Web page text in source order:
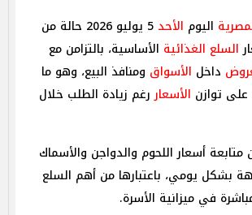
اليوم الأحد
5 يوليو 2026 حالة من
السلع الغذائية الأساسية، بالتزامن مع
داخل الأسواق ومنافذ البيع، وهو ما
توازن الأسعاررغم زيادة الطلب خلال
أسعار اللحوم والدواجن والأسماك
بشكل يومي، باعتبارها من أهم السلع
في ميزانية الأسرة.